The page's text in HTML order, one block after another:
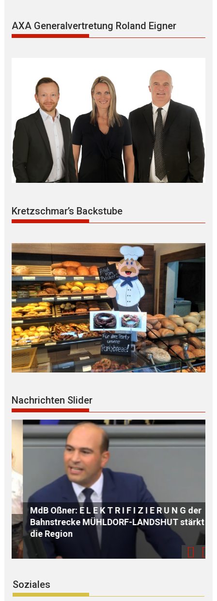
AXA Generalvertretung Roland Eigner
Kretzschmar’s Backstube
Nachrichten Slider
MdB Oßner: E L E K T R I F I Z I E R U N G der
Bahnstrecke MÜHLDORF-LANDSHUT stärkt
die Region
Soziales